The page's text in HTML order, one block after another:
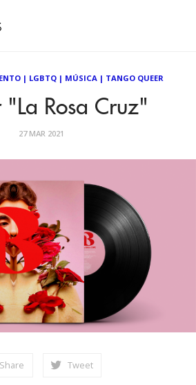
| LGBTQ| MÚSICA| TANGO QUEER
"La Rosa Cruz"
27 MAR 2021
Share Tweet